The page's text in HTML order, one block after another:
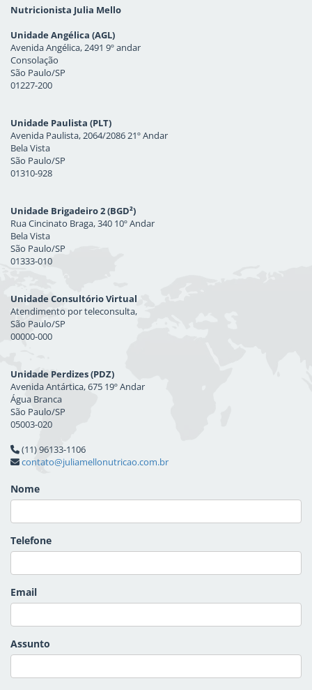
Nutricionista Julia Mello
Unidade Angélica (AGL)
Avenida Angélica, 2491 9º andar
Consolação
São Paulo/SP
01227-200
Unidade Paulista (PLT)
Avenida Paulista, 2064/2086 21º Andar
Bela Vista
São Paulo/SP
01310-928
Unidade Brigadeiro 2 (BGD²)
Rua Cincinato Braga, 340 10º Andar
Bela Vista
São Paulo/SP
01333-010
Unidade Consultório Virtual
Atendimento por teleconsulta,
São Paulo/SP
00000-000
Unidade Perdizes (PDZ)
Avenida Antártica, 675 19º Andar
Água Branca
São Paulo/SP
05003-020
(11) 96133-1106
contato@juliamellonutricao.com.br
Nome
Telefone
Email
Assunto